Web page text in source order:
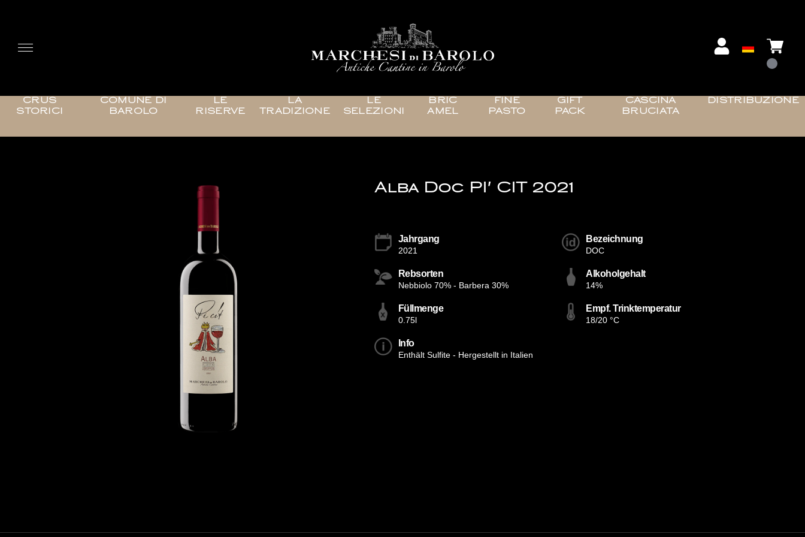
CRUS
STORICI
COMUNE DI
BAROLO
LE
RISERVE
LA
TRADIZIONE
LE
SELEZIONI
BRIC
AMEL
FINE
PASTO
GIFT
PACK
CASCINA
BRUCIATA
DISTRIBUZIONE
Alba Doc PI' CIT 2021
Jahrgang
2021
Bezeichnung
DOC
Rebsorten
Nebbiolo 70% - Barbera 30%
Alkoholgehalt
14%
Füllmenge
0.75l
Empf. Trinktemperatur
18/20 °C
Info
Enthält Sulfite - Hergestellt in Italien